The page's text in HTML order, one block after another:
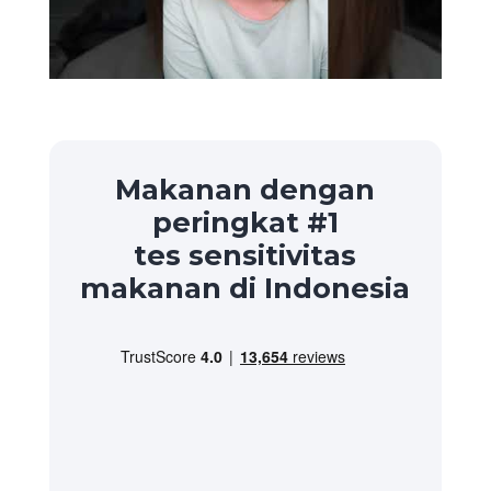
Makanan dengan
peringkat #1
tes sensitivitas
makanan di Indonesia